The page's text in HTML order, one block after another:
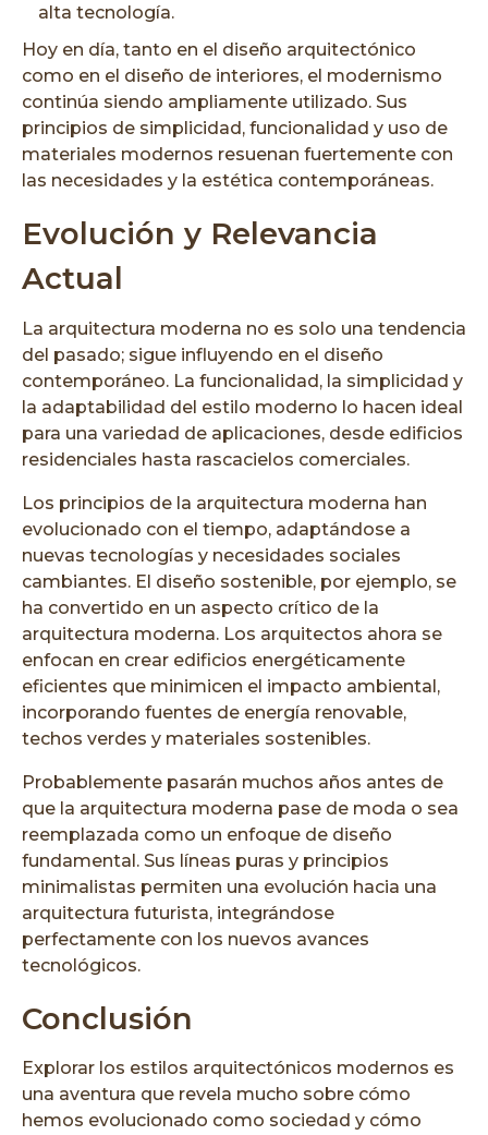
alta tecnología.
Hoy en día, tanto en el diseño arquitectónico
como en el diseño de interiores, el modernismo
continúa siendo ampliamente utilizado. Sus
principios de simplicidad, funcionalidad y uso de
materiales modernos resuenan fuertemente con
las necesidades y la estética contemporáneas.
Evolución y Relevancia
Actual
La arquitectura moderna no es solo una tendencia
del pasado; sigue influyendo en el diseño
contemporáneo. La funcionalidad, la simplicidad y
la adaptabilidad del estilo moderno lo hacen ideal
para una variedad de aplicaciones, desde edificios
residenciales hasta rascacielos comerciales.
Los principios de la arquitectura moderna han
evolucionado con el tiempo, adaptándose a
nuevas tecnologías y necesidades sociales
cambiantes. El diseño sostenible, por ejemplo, se
ha convertido en un aspecto crítico de la
arquitectura moderna. Los arquitectos ahora se
enfocan en crear edificios energéticamente
eficientes que minimicen el impacto ambiental,
incorporando fuentes de energía renovable,
techos verdes y materiales sostenibles.
Probablemente pasarán muchos años antes de
que la arquitectura moderna pase de moda o sea
reemplazada como un enfoque de diseño
fundamental. Sus líneas puras y principios
minimalistas permiten una evolución hacia una
arquitectura futurista, integrándose
perfectamente con los nuevos avances
tecnológicos.
Conclusión
Explorar los estilos arquitectónicos modernos es
una aventura que revela mucho sobre cómo
hemos evolucionado como sociedad y cómo